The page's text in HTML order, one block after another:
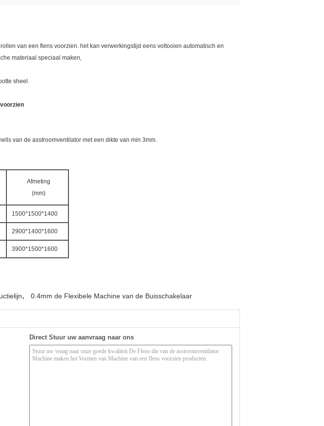
van een flens voorzien. het kan verwerkingstijd eens voltooien automatisch en
materiaal speciaal maken,
sheel.
van de asstroomventilator met een dikte van min 3mm.
Afmeting
(mm)
1500*1500*1400
2900*1400*1600
3900*1500*1600
, 0.4mm de Flexibele Machine van de Buisschakelaar
Direct Stuur uw aanvraag naar ons